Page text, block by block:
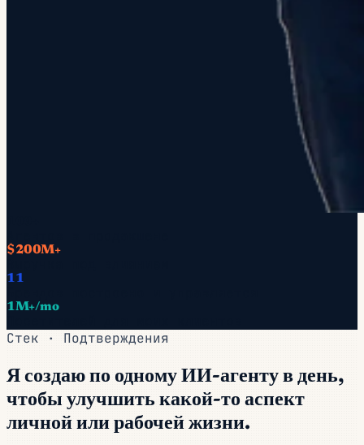
$200M+
11
1M+/mo
Стек · Подтверждения
Я создаю по одному ИИ-агенту в день,
чтобы улучшить какой-то аспект
личной или рабочей жизни.